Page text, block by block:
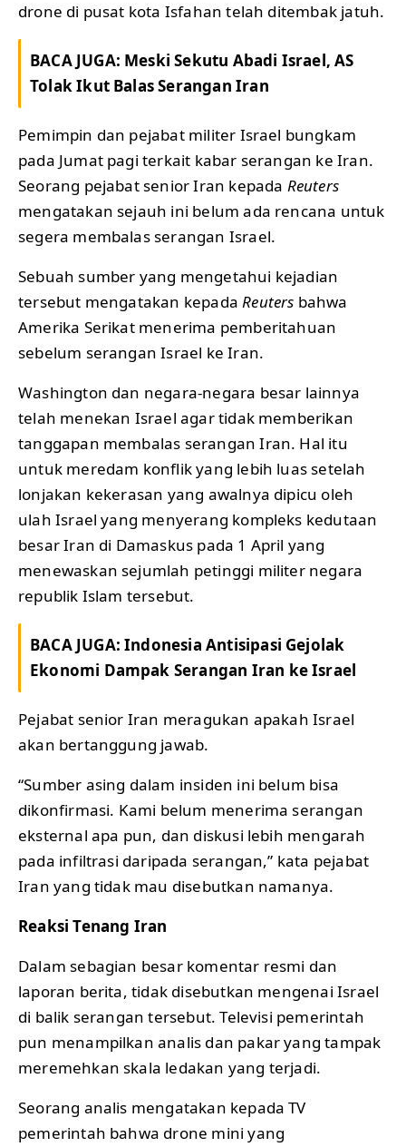
drone di pusat kota Isfahan telah ditembak jatuh.
BACA JUGA: Meski Sekutu Abadi Israel, AS
Tolak Ikut Balas Serangan Iran
Pemimpin dan pejabat militer Israel bungkam
pada Jumat pagi terkait kabar serangan ke Iran.
Seorang pejabat senior Iran kepada Reuters
mengatakan sejauh ini belum ada rencana untuk
segera membalas serangan Israel.
Sebuah sumber yang mengetahui kejadian
tersebut mengatakan kepadaReuters bahwa
Amerika Serikat menerima pemberitahuan
sebelum serangan Israel ke Iran.
Washington dan negara-negara besar lainnya
telah menekan Israel agar tidak memberikan
tanggapan membalas serangan Iran. Hal itu
untuk meredam konflik yang lebih luas setelah
lonjakan kekerasan yang awalnya dipicu oleh
ulah Israel yang menyerang kompleks kedutaan
besar Iran di Damaskus pada 1 April yang
menewaskan sejumlah petinggi militer negara
republik Islam tersebut.
BACA JUGA:Indonesia Antisipasi Gejolak
Ekonomi Dampak Serangan Iran ke Israel
Pejabat senior Iran meragukan apakah Israel
akan bertanggung jawab.
“Sumber asing dalam insiden ini belum bisa
dikonfirmasi. Kami belum menerima serangan
eksternal apa pun, dan diskusi lebih mengarah
pada infiltrasi daripada serangan,” kata pejabat
Iran yang tidak mau disebutkan namanya.
ReaksiTenang Iran
Dalam sebagian besar komentar resmi dan
laporan berita, tidak disebutkan mengenai Israel
di balik serangan tersebut. Televisi pemerintah
pun menampilkan analis dan pakar yang tampak
meremehkan skala ledakan yang terjadi.
Seorang analis mengatakan kepada TV
pemerintah bahwa drone mini yang